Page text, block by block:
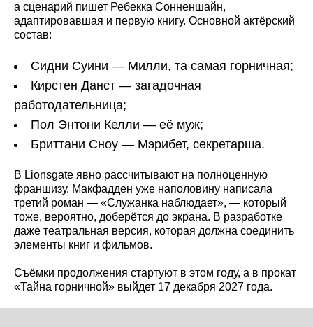
а сценарий пишет Ребекка Сонненшайн,
адаптировавшая и первую книгу. Основной актёрский
состав:
Сидни Суини — Милли, та самая горничная;
Кирстен Данст — загадочная
работодательница;
Пол Энтони Келли — её муж;
Бриттани Сноу — Мэрибет, секретарша.
В Lionsgate явно рассчитывают на полноценную
франшизу. Макфадден уже наполовину написала
третий роман — «Служанка наблюдает», — который
тоже, вероятно, доберётся до экрана. В разработке
даже театральная версия, которая должна соединить
элементы книг и фильмов.
Съёмки продолжения стартуют в этом году, а в прокат
«Тайна горничной» выйдет 17 декабря 2027 года.